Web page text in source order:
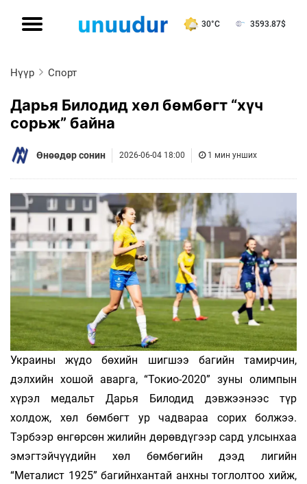
30°C 3593.87$
Нүүр Спорт
Дарья Билодид хөл бөмбөгт “хүч
сорьж” байна
Өнөөдөр сонин 2026-06-04 18:00 1 мин унших
Украины жүдо бөхийн шигшээ багийн тамирчин,
дэлхийн хошой аварга, “Токио-2020” зуны олимпын
хүрэл медальт Дарья Билодид дэвжээнээс түр
холдож, хөл бөмбөгт ур чадвараа сорих болжээ.
Тэрбээр өнгөрсөн жилийн дөрөвдүгээр сард улсынхаа
эмэгтэйчүүдийн хөл бөмбөгийн дээд лигийн
“Металист 1925” багийнхантай анхны тоглолтоо хийж,